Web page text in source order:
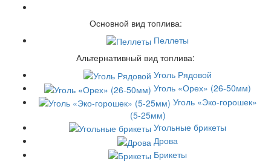
Основной вид топлива:
Пеллеты
Альтернативный вид топлива:
Уголь Рядовой
Уголь «Орех» (26-50мм)
Уголь «Эко-горошек»
(5-25мм)
Угольные брикеты
Дрова
Брикеты